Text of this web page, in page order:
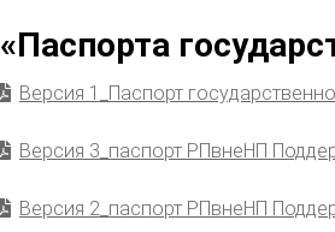
«Паспорта
Версия 1_Паспорт
Версия 3_паспорт РПвнеНП
Версия 2_паспорт РПвнеНП